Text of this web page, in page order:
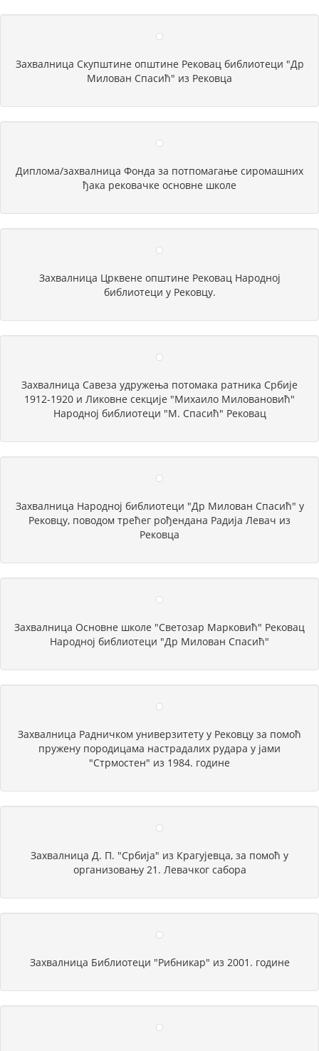
Захвалница Скупштине општине Рековац библиотеци "Др
Милован Спасић" из Рековца
Диплома/захвалница Фонда за потпомагање сиромашних
ђака рековачке основне школе
Захвалница Црквене општине Рековац Народној
библиотеци у Рековцу.
Захвалница Савеза удружења потомака ратника Србије
1912-1920 и Ликовне секције "Михаило Миловановић"
Народној библиотеци "М. Спасић" Рековац
Захвалница Народној библиотеци "Др Милован Спасић" у
Рековцу, поводом трећег рођендана Радија Левач из
Рековца
Захвалница Основне школе "Светозар Марковић" Рековац
Народној библиотеци "Др Милован Спасић"
Захвалница Радничком универзитету у Рековцу за помоћ
пружену породицама настрадалих рудара у јами
"Стрмостен" из 1984. године
Захвалница Д. П. "Србија" из Крагујевца, за помоћ у
организовању 21. Левачког сабора
Захвалница Библиотеци "Рибникар" из 2001. године